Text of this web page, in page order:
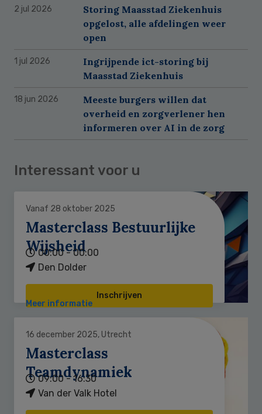
2 jul 2026
Storing Maasstad Ziekenhuis
opgelost, alle afdelingen weer
open
1 jul 2026
Ingrijpende ict-storing bij
Maasstad Ziekenhuis
18 jun 2026
Meeste burgers willen dat
overheid en zorgverlener hen
informeren over AI in de zorg
Interessant voor u
Vanaf 28 oktober 2025
Masterclass Bestuurlijke
Wijsheid
00:00 - 00:00
Den Dolder
Inschrijven
Meer informatie
16 december 2025, Utrecht
Masterclass
Teamdynamiek
09:00 - 16:30
Van der Valk Hotel